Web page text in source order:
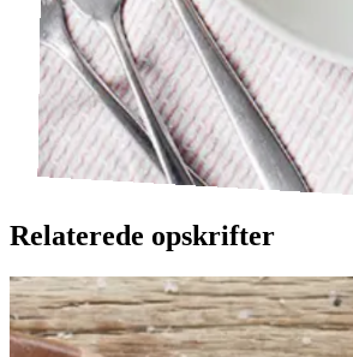
Relaterede opskrifter